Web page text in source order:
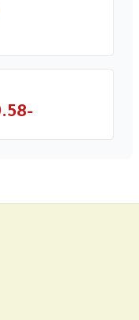
-1159.58 (-21.10%)